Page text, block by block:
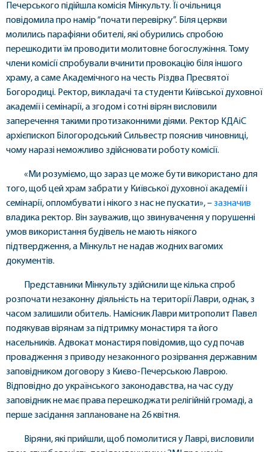
Печерського підійшла комісія Мінкульту. Її очільниця
повідомила про намір “почати перевірку”. Біля церкви
молились парафіяни обителі, які обурились спробою
перешкодити їм проводити молитовне богослужіння. Тому
члени комісії спробували вчинити провокацію біля іншого
храму, а саме Академічного на честь Різдва Пресвятої
Богородиці. Ректор, викладачі та студенти Київської духовної
академії і семінарії, а згодом і сотні вірян висловили
заперечення такими протизаконними діями. Ректор КДАіС
архієпископ Білогородський Сильвестр пояснив чиновниці,
чому наразі неможливо здійснювати роботу комісії.
«Ми розуміємо, що зараз це може бути використано для
того, щоб цей храм забрати у Київської духовної академії і
семінарії, опломбувати і нікого з нас не пускати», –зазначив
владика ректор. Він зауважив, що звинувачення у порушенні
умов використання будівель не мають ніякого
підтвердження, а Мінкульт не надав жодних вагомих
документів.
Представники Мінкульту здійснили ще кілька спроб
розпочати незаконну діяльність на території Лаври, однак, з
часом залишили обитель. Намісник Лаври митрополит Павел
подякував вірянам за підтримку монастиря та його
насельників. Адвокат монастиря повідомив, що суд почав
провадження з приводу незаконного розірвання державним
заповідником договору з Києво-Печерською Лаврою.
Відповідно до українського законодавства, на час суду
заповідник не має права перешкоджати релігійній громаді, а
перше засідання заплановане на 26 квітня.
Віряни, які прийшли, щоб помолитися у Лаврі, висловили